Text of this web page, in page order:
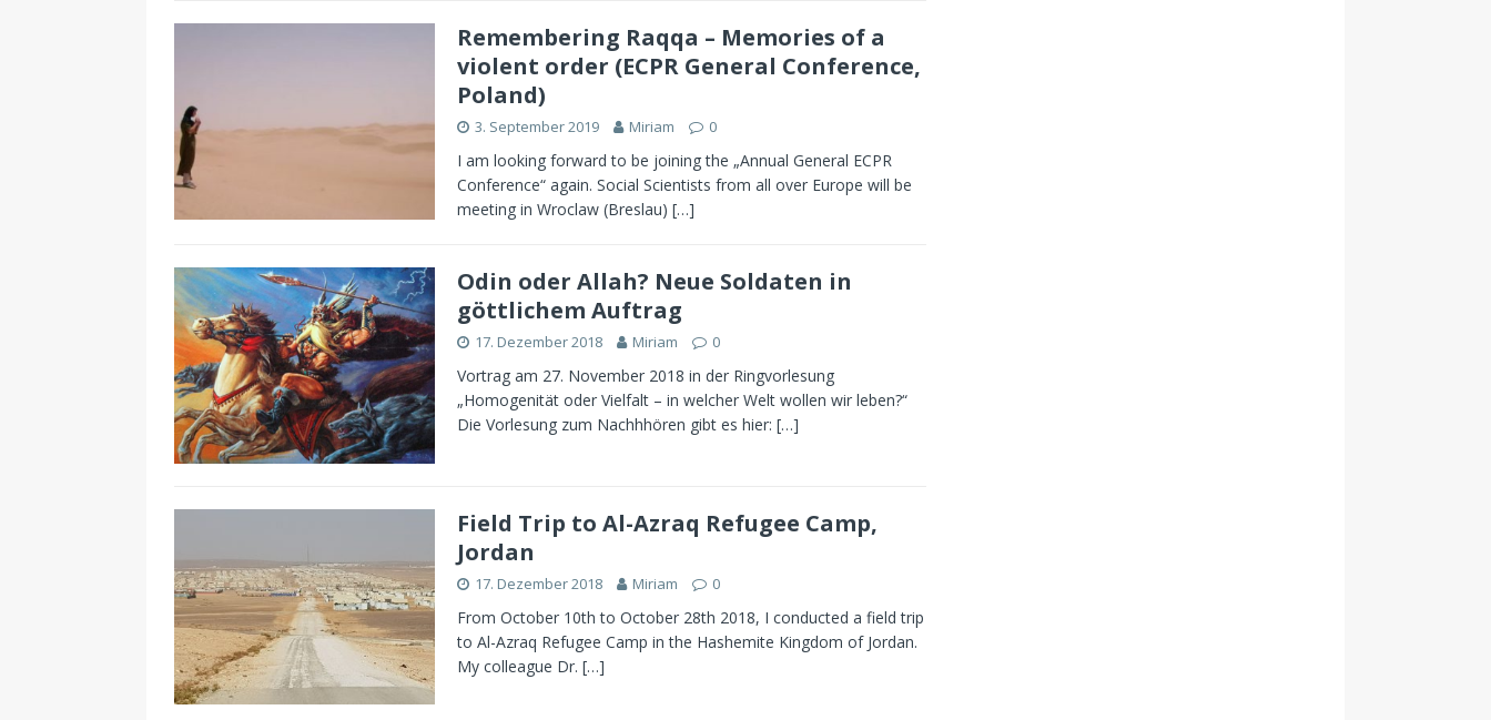
Remembering Raqqa – Memories of a
violent order (ECPR General Conference,
Poland)
3. September 2019 Miriam 0
I am looking forward to be joining the „Annual General ECPR
Conference“ again. Social Scientists from all over Europe will be
meeting in Wroclaw (Breslau) […]
Odin oder Allah? Neue Soldaten in
göttlichem Auftrag
17. Dezember 2018 Miriam 0
Vortrag am 27. November 2018 in der Ringvorlesung
„Homogenität oder Vielfalt – in welcher Welt wollen wir leben?“
Die Vorlesung zum Nachhhören gibt es hier: […]
Field Trip to Al-Azraq Refugee Camp,
Jordan
17. Dezember 2018 Miriam 0
From October 10th to October 28th 2018, I conducted a field trip
to Al-Azraq Refugee Camp in the Hashemite Kingdom of Jordan.
My colleague Dr. […]